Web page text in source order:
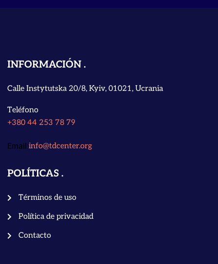
INFORMACIÓN
Calle Instytutska 20/8, Kyiv, 01021, Ucrania
Teléfono
+380 44 253 78 79
Email:info@tdcenter.org
POLÍTICAS
Términos de uso
Política de privacidad
Contacto